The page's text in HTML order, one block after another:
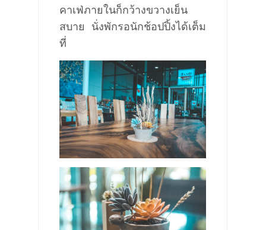
คาเฟ่ภายในก็กว้างขวางเย็น
สบาย นั่งพักรอนักช้อปปิ้งได้เต็ม
ที่